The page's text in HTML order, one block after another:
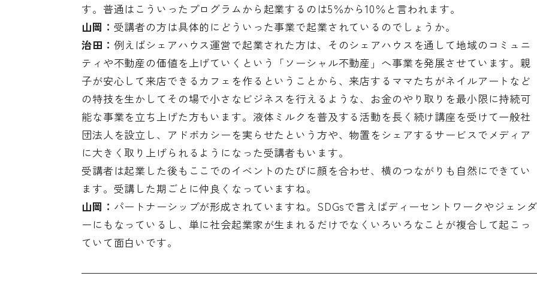
す。普通はこういったプログラムから起業するのは5％から10％と言われます。
山岡： 受講者の方は具体的にどういった事業で起業されているのでしょうか。
治田： 例えばシェアハウス運営で起業された方は、そのシェアハウスを通して地域のコミュニ
ティや不動産の価値を上げていくという「ソーシャル不動産」へ事業を発展させています。親
子が安心して来店できるカフェを作るということから、来店するママたちがネイルアートなど
の特技を生かしてその場で小さなビジネスを行えるような、お金のやり取りを最小限に持続可
能な事業を立ち上げた方もいます。液体ミルクを普及する活動を長く続け講座を受けて一般社
団法人を設立し、アドボカシーを実らせたという方や、物置をシェアするサービスでメディア
に大きく取り上げられるようになった受講者もいます。
受講者は起業した後もここでのイベントのたびに顔を合わせ、横のつながりも自然にできてい
ます。受講した期ごとに仲良くなっていますね。
山岡： パートナーシップが形成されていますね。SDGsで言えばディーセントワークやジェンダ
ーにもなっているし、単に社会起業家が生まれるだけでなくいろいろなことが複合して起こっ
ていて面白いです。